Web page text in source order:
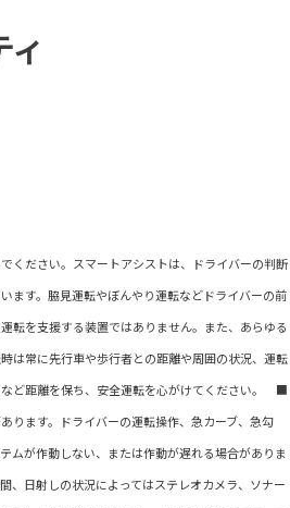
ください。スマートアシストは、ドライバーの判断
ます。脇見運転やぼんやり運転などドライバーの前
転を支援する装置ではありません。また、あらゆる
は常に先行車や歩行者との距離や周囲の状況、運転
ど距離を保ち、安全運転を心がけてください。 ■
ります。ドライバーの運転操作、急カーブ、急勾
ムが作動しない、または作動が遅れる場合がありま
日射しの状況によってはステレオカメラ、ソナー